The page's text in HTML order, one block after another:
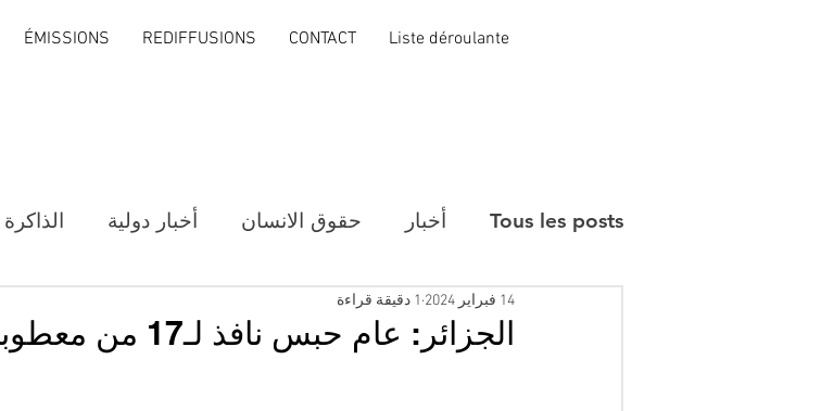
ÉMISSIONS REDIFFUSIONS CONTACT Liste déroulante
Tous les posts أخبار حقوق الانسان أخبار دولية الذاكرة
الجزائر: عام حبس نافذ لـ17 من معطوبي ومتقاعدي الجيش
14 فبراير 2024 1 دقيقة قراءة